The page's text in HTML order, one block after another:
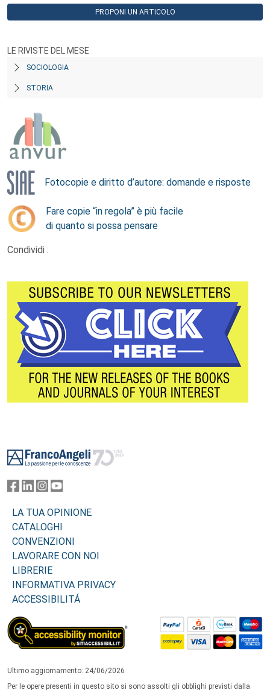
PROPONI UN ARTICOLO
LE RIVISTE DEL MESE
SOCIOLOGIA
STORIA
Fotocopie e diritto d’autore: domande e risposte
Fare copie “in regola” è più facile
di quanto si possa pensare
Condividi :
LA TUA OPINIONE
CATALOGHI
CONVENZIONI
LAVORARE CON NOI
LIBRERIE
INFORMATIVA PRIVACY
ACCESSIBILITÁ
Ultimo aggiornamento: 24/06/2026
Per le opere presenti in questo sito si sono assolti gli obblighi previsti dalla